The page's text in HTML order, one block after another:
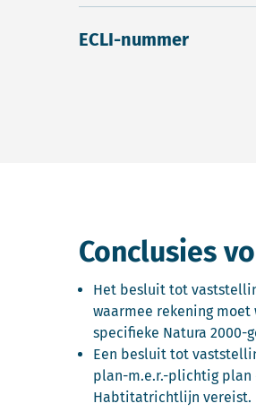
ECLI-nummer
Conclusies
Het besluit tot
waarmee rekening
specifieke Natura
Een besluit tot
plan-m.e.r.-plichtig plan
Habtitatrichtlijn vereist.